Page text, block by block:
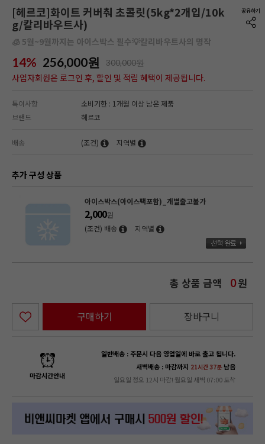
[헤르코]화이트 커버춰 초콜릿(5kg*2개입/10k
g/칼리바우트사)
🧊 5월~9월까지는 아이스박스 필수💡칼리바우트사의 명작
14% 256,000원 300,000원
사업자회원은 로그인 후, 할인 및 적립 혜택이 제공됩니다.
특이사항
소비기한 : 1개월 이상 남은 제품
브랜드
헤르코
배송 (조건) 지역별
추가 구성 상품
아이스박스(아이스팩포함)_개별출고불가
2,000원
(조건) 배송
지역별
총 상품 금액 0원
구매하기 장바구니
마감시간안내
일반배송 : 주문시 다음 영업일에 바로 출고 됩니다.
새벽배송 : 마감까지 21시간 37분남음
일요일 정오 12시 마감! 월요일 새벽 07:00 도착